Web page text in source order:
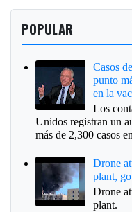
POPULAR
Casos
punto
en la
Los
Unidos registran un
más de 2,300 casos
Drone
plant,
Drone
plant.